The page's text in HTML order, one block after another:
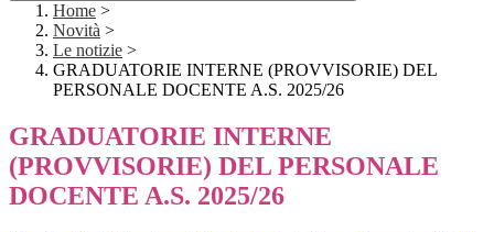
Home >
Novità >
Le notizie >
GRADUATORIE INTERNE (PROVVISORIE) DEL
PERSONALE DOCENTE A.S. 2025/26
GRADUATORIE INTERNE
(PROVVISORIE) DEL PERSONALE
DOCENTE A.S. 2025/26